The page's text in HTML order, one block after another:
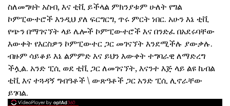
ስለመግዛት አስብ, እና ቲቪ ይችላል ምክንያቱም ሁለት የግል
ኮምፒውተሮች እንዲህ ያለ ፍርግርግ, ጥሩ ምርት ነበር. አሁን እኔ ቲቪ
የጭን በማገናኘት ላይ ሌሎች ኮምፒውተሮች እና በንድፈ በአደሩባቸው
እውቀት የእርስዎን ኮምፒውተር ጋር መገናኘት እንደሚችሉ ያውቃሉ.
ብዙም ሳይቆይ እኔ ልምምድ እና ይህን እውቀት ተግባራዊ ለማድረግ
ችሏል. አንድ ፒሲ ወደ ቲቪ ጋር ለመገናኘት, እናንተ እጅ ላይ ልዩ ኬብል
ቲቪ እና ተጓዳኝ ግብዓቶች \ ውጽዓቶች ጋር አንድ ፒሲ ሊኖራቸው
ይገባል.